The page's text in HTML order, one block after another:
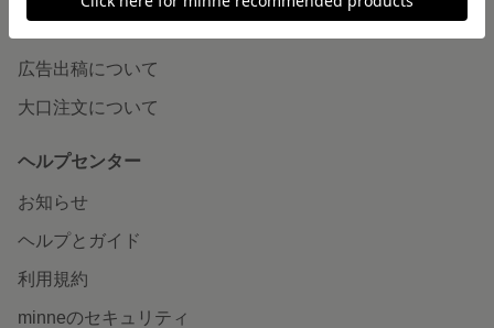
広告出稿について
大口注文について
ヘルプセンター
お知らせ
ヘルプとガイド
利用規約
minneのセキュリティ